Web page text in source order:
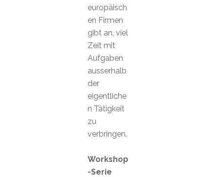
europäisch
en Firmen
gibt an, viel
Zeit mit
Aufgaben
ausserhalb
der
eigentliche
n Tätigkeit
zu
verbringen.
Workshop
-Serie